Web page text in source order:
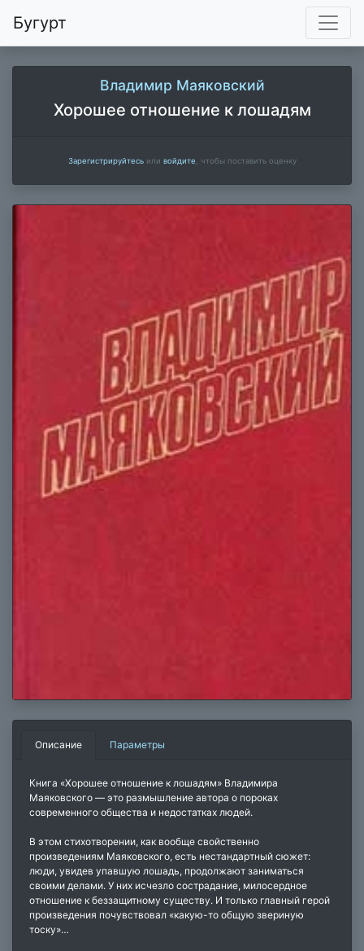
Бугурт
Владимир Маяковский
Хорошее отношение к лошадям
Зарегистрируйтесьили войдите , чтобы поставить оценку
Описание Параметры
Книга «Хорошее отношение к лошадям» Владимира
Маяковского — это размышление автора о пороках
современного общества и недостатках людей.
В этом стихотворении, как вообще свойственно
произведениям Маяковского, есть нестандартный сюжет:
люди, увидев упавшую лошадь, продолжают заниматься
своими делами. У них исчезло сострадание, милосердное
отношение к беззащитному существу. И только главный герой
произведения почувствовал «какую-то общую звериную
тоску»…